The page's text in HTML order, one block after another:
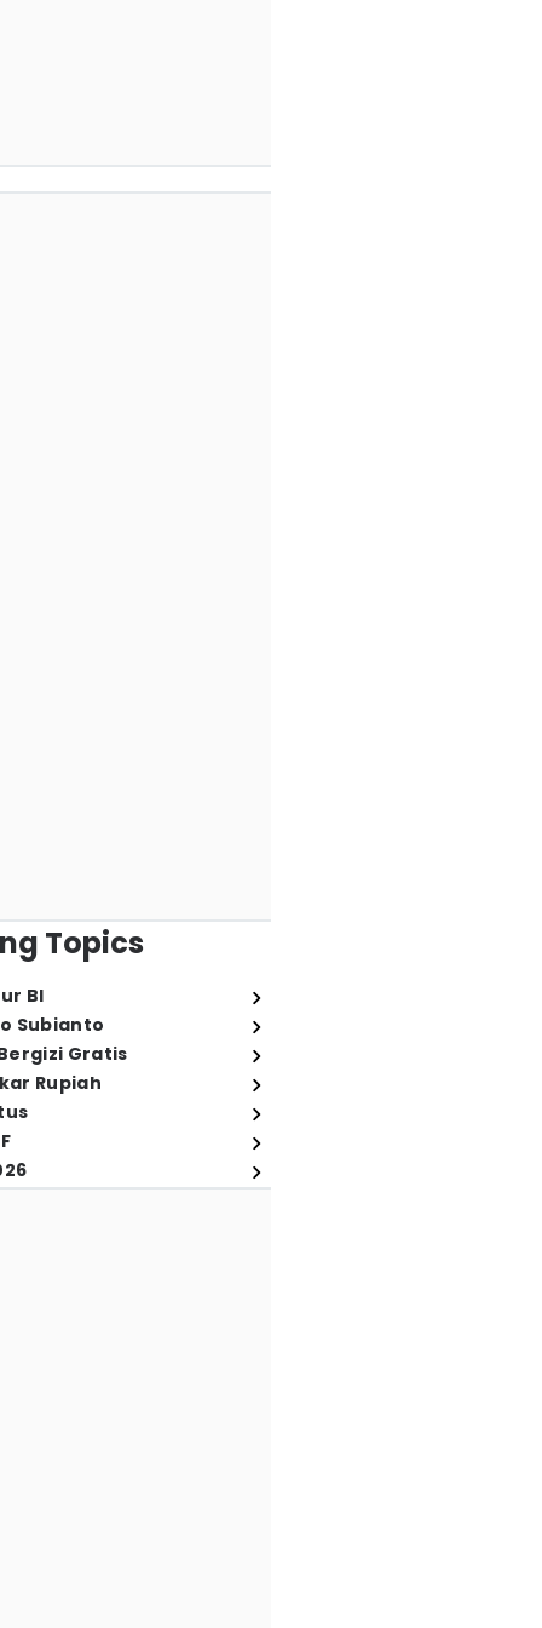
Topics
BI
Subianto
Gratis
Rupiah